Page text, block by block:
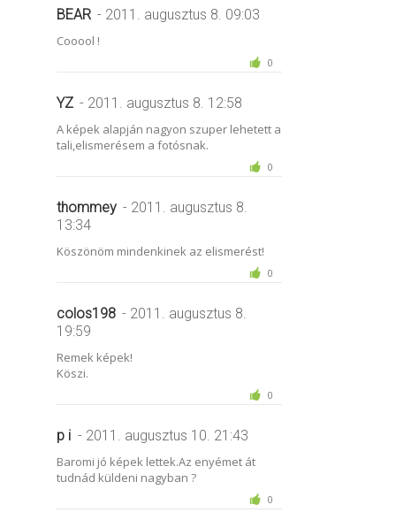
BEAR - 2011. augusztus 8. 09:03
Cooool !
0
YZ - 2011. augusztus 8. 12:58
A képek alapján nagyon szuper lehetett a
tali,elismerésem a fotósnak.
0
thommey - 2011. augusztus 8.
13:34
Köszönöm mindenkinek az elismerést!
0
colos198 - 2011. augusztus 8.
19:59
Remek képek!
Köszi.
0
p i - 2011. augusztus 10. 21:43
Baromi jó képek lettek.Az enyémet át
tudnád küldeni nagyban ?
0